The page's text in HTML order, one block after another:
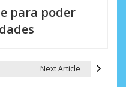
para poder
Next Article